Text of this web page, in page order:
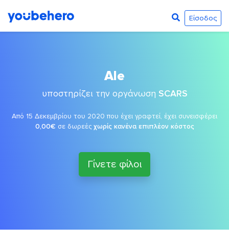
Είσοδος
Ale
υποστηρίζει την οργάνωση SCARS
Από 15 Δεκεμβρίου του 2020 που έχει γραφτεί, έχει συνεισφέρει
0,00€ σε δωρεές χωρίς κανένα επιπλέον κόστος
Γίνετε φίλοι